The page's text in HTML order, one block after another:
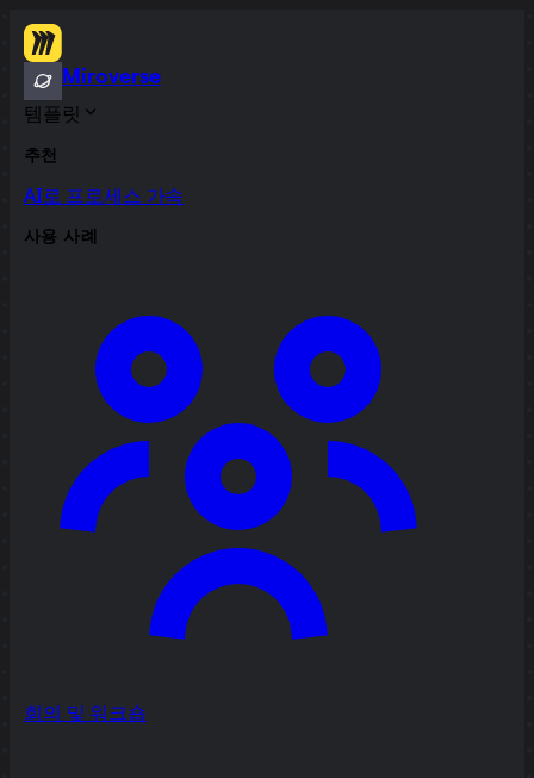
Miroverse
템플릿
추천
AI로 프로세스 가속
사용 사례
회의 및 워크숍